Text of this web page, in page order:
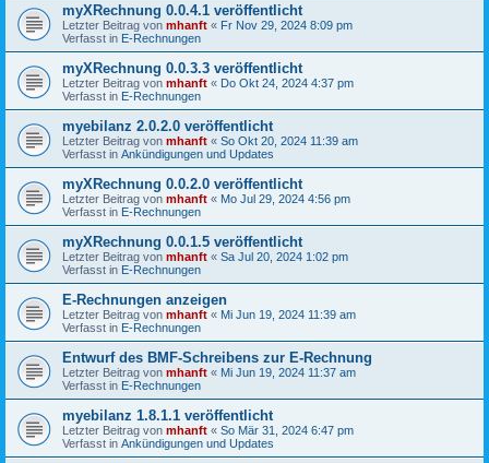
myXRechnung 0.0.4.1 veröffentlicht
Letzter Beitrag von mhanft « Fr Nov 29, 2024 8:09 pm
Verfasst in E-Rechnungen
myXRechnung 0.0.3.3 veröffentlicht
Letzter Beitrag von mhanft « Do Okt 24, 2024 4:37 pm
Verfasst in E-Rechnungen
myebilanz 2.0.2.0 veröffentlicht
Letzter Beitrag von mhanft « So Okt 20, 2024 11:39 am
Verfasst in Ankündigungen und Updates
myXRechnung 0.0.2.0 veröffentlicht
Letzter Beitrag von mhanft « Mo Jul 29, 2024 4:56 pm
Verfasst in E-Rechnungen
myXRechnung 0.0.1.5 veröffentlicht
Letzter Beitrag von mhanft « Sa Jul 20, 2024 1:02 pm
Verfasst in E-Rechnungen
E-Rechnungen anzeigen
Letzter Beitrag von mhanft « Mi Jun 19, 2024 11:39 am
Verfasst in E-Rechnungen
Entwurf des BMF-Schreibens zur E-Rechnung
Letzter Beitrag von mhanft « Mi Jun 19, 2024 11:37 am
Verfasst in E-Rechnungen
myebilanz 1.8.1.1 veröffentlicht
Letzter Beitrag von mhanft « So Mär 31, 2024 6:47 pm
Verfasst in Ankündigungen und Updates